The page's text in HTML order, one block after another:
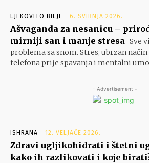
LJEKOVITO BILJE 6. SVIBNJA 2026.
Ašvaganda za nesanicu –
mirniji san i manje stresa Sve
problema sa snom. Stres, ubrzan
telefona prije spavanja i mentalni
- Advertisement -
ISHRANA 12. VELJAČE 2026.
Zdravi ugljikohidrati i štetni
kako ih razlikovati i koje